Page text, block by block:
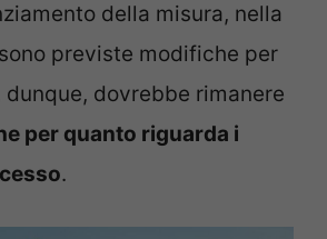
della misura, nella
previste modifiche per
dunque, dovrebbe rimanere
per quanto riguarda i
.